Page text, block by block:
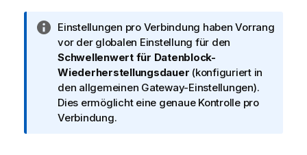
I
n
f
o
r
m
a
Einstellungen pro Verbindung haben Vorrang
vor der globalen Einstellung für den
Schwellenwert für Datenblock-
Wiederherstellungsdauer (konfiguriert in
den allgemeinen Gateway-Einstellungen).
Dies ermöglicht eine genaue Kontrolle pro
Verbindung.